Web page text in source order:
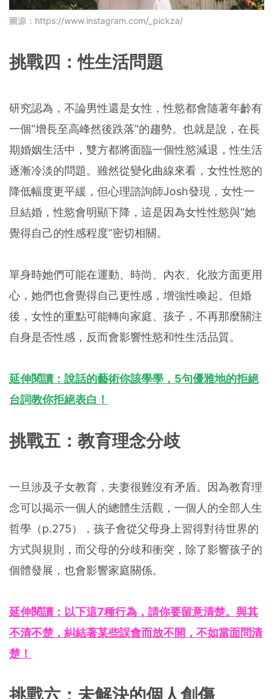
圖源：https://www.instagram.com/_pickza/
挑戰四：性生活問題
研究認為，不論男性還是女性，性慾都會隨著年齡有
一個“增長至高峰然後跌落”的趨勢。也就是說，在長
期婚姻生活中，雙方都將面臨一個性慾減退，性生活
逐漸冷淡的問題。雖然從變化曲線來看，女性性慾的
降低幅度更平緩，但心理諮詢師Josh發現，女性一
旦結婚，性慾會明顯下降，這是因為女性性慾與“她
覺得自己的性感程度”密切相關。
單身時她們可能在運動、時尚、內衣、化妝方面更用
心，她們也會覺得自己更性感，增強性喚起。但婚
後，女性的重點可能轉向家庭、孩子，不再那麼關注
自身是否性感，反而會影響性慾和性生活品質。
延伸閱讀：說話的藝術你該學學，5句優雅地的拒絕
台詞教你拒絕表白！
挑戰五：教育理念分歧
一旦涉及子女教育，夫妻很難沒有矛盾。因為教育理
念可以揭示一個人的總體生活觀，一個人的全部人生
哲學（p.275），孩子會從父母身上習得對待世界的
方式與規則，而父母的分歧和衝突，除了影響孩子的
個體發展，也會影響家庭關係。
延伸閱讀：以下這7種行為，請你要留意清楚。與其
不清不楚，糾結著某些誤會而放不開，不如當面問清
楚！
挑戰六：未解決的個人創傷